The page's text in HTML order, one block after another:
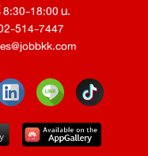
8:30-18:00 น.
514-7447